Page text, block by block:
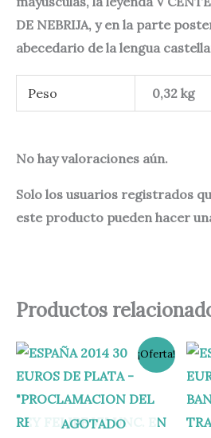
DE NEBRIJA, y en la parte
abecedario de la lengua
Peso 0,32 kg
No hay valoraciones aún.
Solo los usuarios registrados
este producto pueden hacer
Productos
¡Oferta!
AGOTADO
El
precio
original
era:
55,00 €.
El
precio
actual
es:
49,95 €.